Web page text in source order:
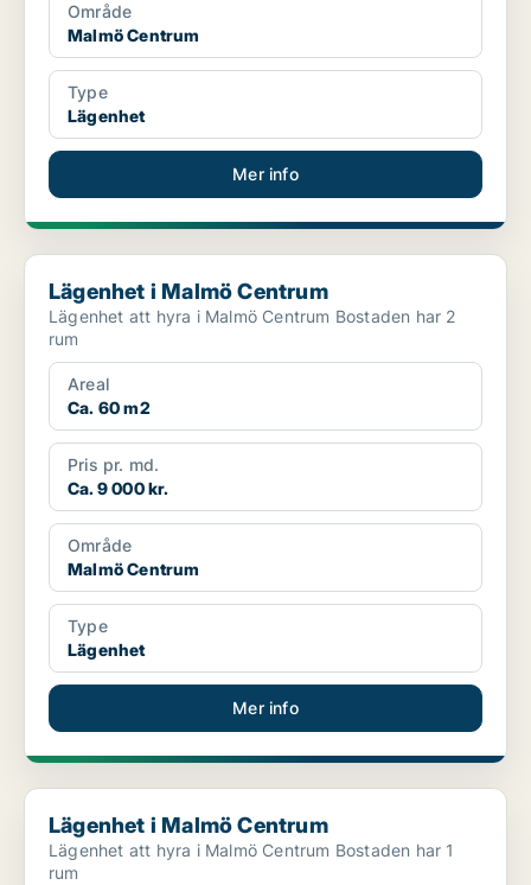
Område
Malmö Centrum
Type
Lägenhet
Mer info
Lägenhet i Malmö Centrum
Lägenhet i Malmö Centrum
Lägenhet att hyra i Malmö Centrum Bostaden har 2
rum
Areal
Ca. 60 m2
Pris pr. md.
Ca. 9 000 kr.
Område
Malmö Centrum
Type
Lägenhet
Mer info
Lägenhet i Malmö Centrum
Lägenhet i Malmö Centrum
Lägenhet att hyra i Malmö Centrum Bostaden har 1
rum